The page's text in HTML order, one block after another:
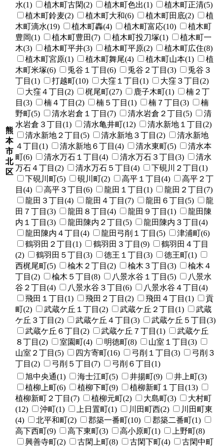
熊
本
市
北
区
水(1)
植木町古閑(2) 植木町色出(1)
植木町正清(5)
植木町鈴麦(2)
植木町大和(6) 植木町田底(2)
植
木町滴水(19)
植木町轟(4) 植木町富応(10)
植木町
豊岡(1)
植木町豊田(7) 植木町投刀塚(1)
植木町一
木(3)
植木町平井(3) 植木町平原(2)
植木町広住(8)
植木町宮原(1)
植木町舞尾(4) 植木町山本(1)
植
木町米塚(6)
兎谷１丁目(6) 兎谷２丁目(3)
兎谷３
丁目(1)
打越町(10) 大窪１丁目(1)
大窪３丁目(2)
大窪４丁目(2)
梶尾町(27) 鹿子木町(1)
楠２丁
目(3)
楠４丁目(2) 楠５丁目(1) 楠７丁目(3)
楠
野町(5)
清水岩倉１丁目(7) 清水岩倉２丁目(5)
清
水岩倉３丁目(1)
清水亀井町(12)
清水新地１丁目(2)
清水新地２丁目(5)
清水新地３丁目(2)
清水新地
４丁目(1)
清水新地６丁目(4) 清水東町(5)
清水本
町(6)
清水万石１丁目(4) 清水万石３丁目(3)
清水
万石４丁目(2)
清水万石５丁目(4)
下硯川２丁目(1)
下硯川町(5)
硯川町(2) 高平１丁目(4)
高平２丁
目(4)
高平３丁目(6) 龍田１丁目(1)
龍田２丁目(7)
龍田３丁目(4)
龍田４丁目(7) 龍田６丁目(5)
龍
田７丁目(3)
龍田８丁目(4) 龍田９丁目(1)
龍田陳
内１丁目(3)
龍田陳内２丁目(5)
龍田陳内３丁目(4)
龍田陳内４丁目(4)
龍田弓削１丁目(5)
津浦町(6)
鶴羽田２丁目(1)
鶴羽田３丁目(9)
鶴羽田４丁目
(2)
鶴羽田５丁目(3) 徳王１丁目(3)
徳王町(1)
西梶尾町(5)
楡木２丁目(2) 楡木３丁目(3)
楡木４
丁目(2)
楡木５丁目(8) 八景水谷１丁目(5)
八景水
谷２丁目(4)
八景水谷３丁目(6)
八景水谷４丁目(4)
飛田１丁目(1)
飛田２丁目(2) 飛田４丁目(1)
貢
町(2)
武蔵ケ丘１丁目(2) 武蔵ケ丘２丁目(1)
武蔵
ケ丘３丁目(2)
武蔵ケ丘４丁目(3)
武蔵ケ丘５丁目(3)
武蔵ケ丘６丁目(2)
武蔵ケ丘７丁目(1)
武蔵ケ丘
８丁目(2)
室園町(4) 明徳町(8)
山室１丁目(3)
山室２丁目(5)
四方寄町(16) 弓削１丁目(3)
弓削３
丁目(2)
弓削５丁目(7) 弓削６丁目(1)
旭中央通(1) 海士江町(5) 井揚町(9)
井上町(3)
植柳上町(6)
植柳下町(9)
植柳新町１丁目(13)
植柳新町２丁目(7)
植柳元町(2) 大島町(3)
大村町
(12)
沖町(1) 上日置町(1) 川田町西(2)
川田町東
(4)
北平和町(2) 郡築一番町(10)
郡築二番町(1)
高下西町(9)
高下東町(3) 高小原町(1)
上野町(8)
興善寺町(2)
古閑上町(8) 古閑下町(4)
古閑中町